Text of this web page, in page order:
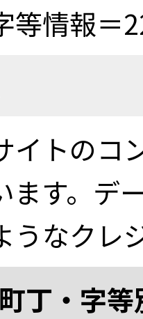
等情報＝
イトのコ
ます。デ
うなクレ
町丁・字